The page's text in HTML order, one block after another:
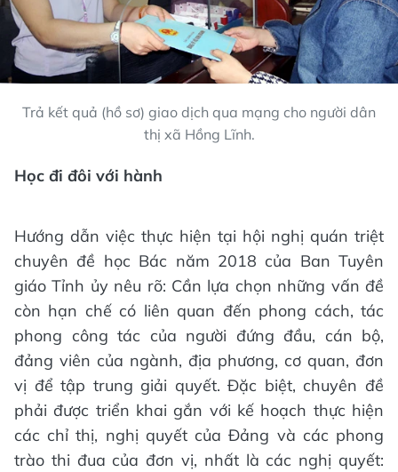
Trả kết quả (hồ sơ) giao dịch qua mạng cho người dân
thị xã Hồng Lĩnh.
Học đi đôi với hành
Hướng dẫn việc thực hiện tại hội nghị quán triệt
chuyên đề học Bác năm 2018 của Ban Tuyên
giáo Tỉnh ủy nêu rõ: Cần lựa chọn những vấn đề
còn hạn chế có liên quan đến phong cách, tác
phong công tác của người đứng đầu, cán bộ,
đảng viên của ngành, địa phương, cơ quan, đơn
vị để tập trung giải quyết. Đặc biệt, chuyên đề
phải được triển khai gắn với kế hoạch thực hiện
các chỉ thị, nghị quyết của Đảng và các phong
trào thi đua của đơn vị, nhất là các nghị quyết: